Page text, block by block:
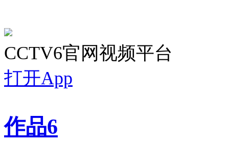
CCTV6官网视频平台
打开App
作品6